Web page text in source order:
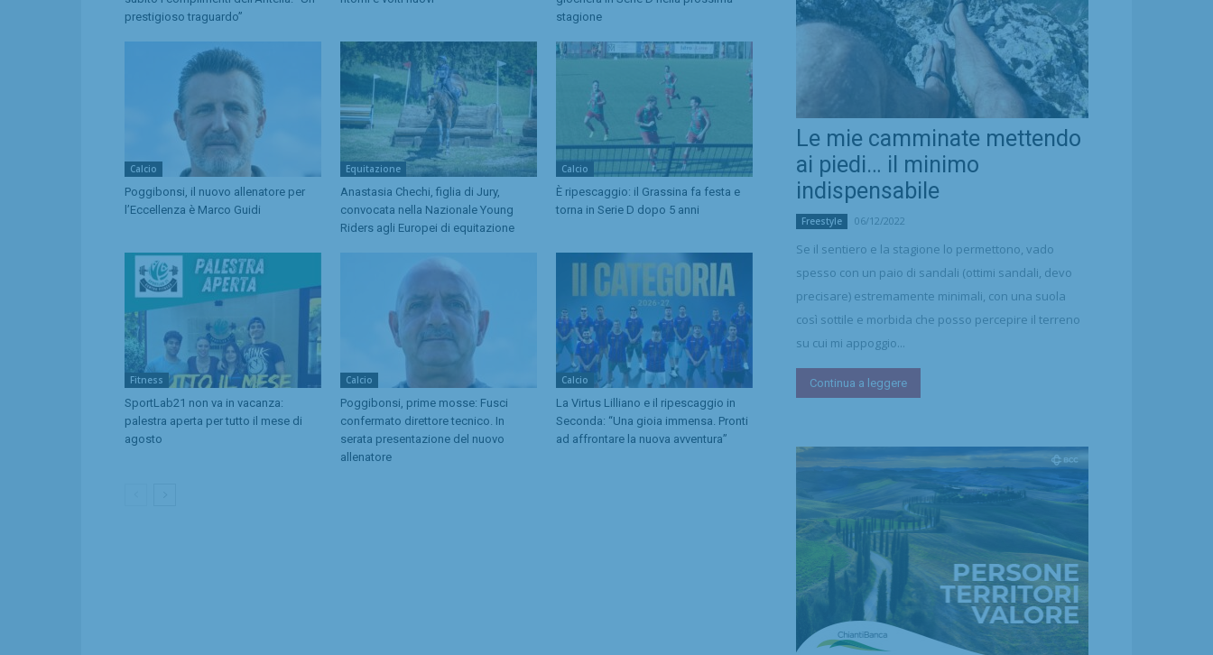
prestigioso traguardo”
stagione
Calcio
Poggibonsi, il nuovo allenatore per
l’Eccellenza è Marco Guidi
Equitazione
Anastasia Chechi, figlia di Jury,
convocata nella Nazionale Young
Riders agli Europei di equitazione
Calcio
È ripescaggio: il Grassina fa festa e
torna in Serie D dopo 5 anni
Fitness
SportLab21 non va in vacanza:
palestra aperta per tutto il mese di
agosto
Calcio
Poggibonsi, prime mosse: Fusci
confermato direttore tecnico. In
serata presentazione del nuovo
allenatore
Calcio
La Virtus Lilliano e il ripescaggio in
Seconda: “Una gioia immensa. Pronti
ad affrontare la nuova avventura”
Le mie camminate mettendo
ai piedi… il minimo
indispensabile
Freestyle 06/12/2022
Se il sentiero e la stagione lo permettono, vado
spesso con un paio di sandali (ottimi sandali, devo
precisare) estremamente minimali, con una suola
così sottile e morbida che posso percepire il terreno
su cui mi appoggio...
Continua a leggere